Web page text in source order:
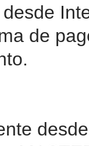
de